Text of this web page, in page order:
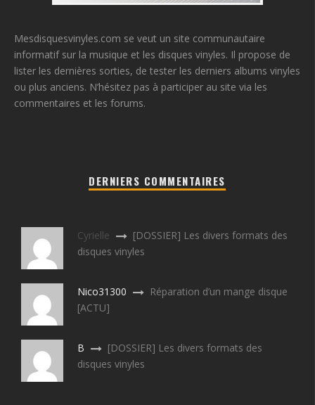
Mesdisquesvinyles.com se veut un site communautaire
informatif sur la musique et les disques vinyles. Il propose de
lister les dernières sorties, de tester les derniers albums vinyles
ou plus anciens. N’hésitez pas à participer au site via les
commentaires et les forums.
DERNIERS COMMENTAIRES
Cyrielle
[DOSSIER] Les divers formats des
disques vinyles
Nico31300
Réparation d’un mange disque
[ACTU]
B
[DOSSIER] Les divers formats des
disques vinyles